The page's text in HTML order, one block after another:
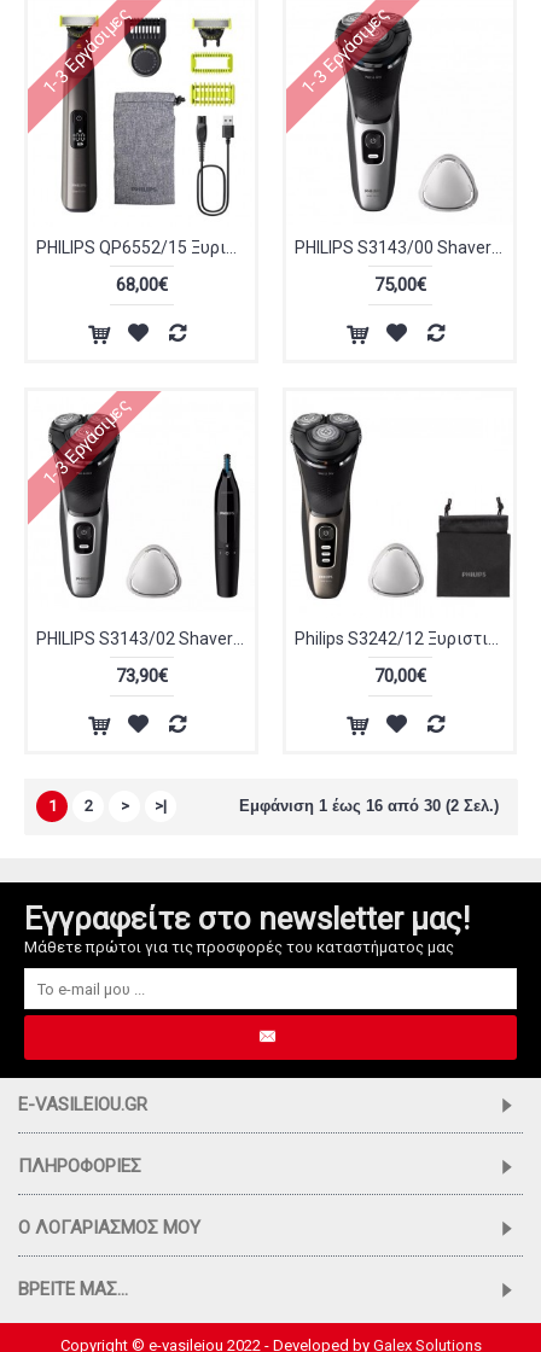
1-3 Εργάσιμες
68,00€
1-3 Εργάσιμες
75,00€
1-3 Εργάσιμες
73,90€ 70,00€
1 2 > >| Εμφάνιση 1 έως 16 από 30 (2 Σελ.)
Εγγραφείτε στο newsletter μας!
Μάθετε πρώτοι για τις προσφορές του καταστήματος μας
E-VASILEIOU.GR
ΠΛΗΡΟΦΟΡΊΕΣ
Ο ΛΟΓΑΡΙΑΣΜΌΣ ΜΟΥ
ΒΡΕΊΤΕ ΜΑΣ...
Copyright © e-vasileiou 2022 - Developed by Galex Solutions